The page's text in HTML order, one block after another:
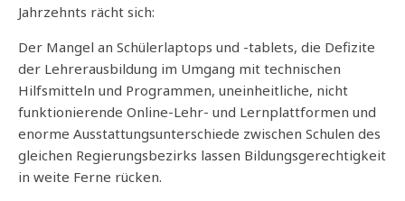
Jahrzehnts rächt sich:
Der Mangel an Schülerlaptops und -tablets, die Defizite
der Lehrerausbildung im Umgang mit technischen
Hilfsmitteln und Programmen, uneinheitliche, nicht
funktionierende Online-Lehr- und Lernplattformen und
enorme Ausstattungsunterschiede zwischen Schulen des
gleichen Regierungsbezirks lassen Bildungsgerechtigkeit
in weite Ferne rücken.